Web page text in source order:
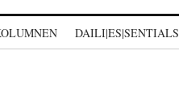
DAILI|ES|SENTIALS